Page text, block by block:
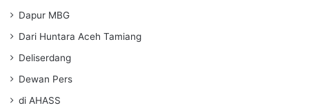
Dapur MBG
Dari Huntara Aceh Tamiang
Deliserdang
Dewan Pers
di AHASS